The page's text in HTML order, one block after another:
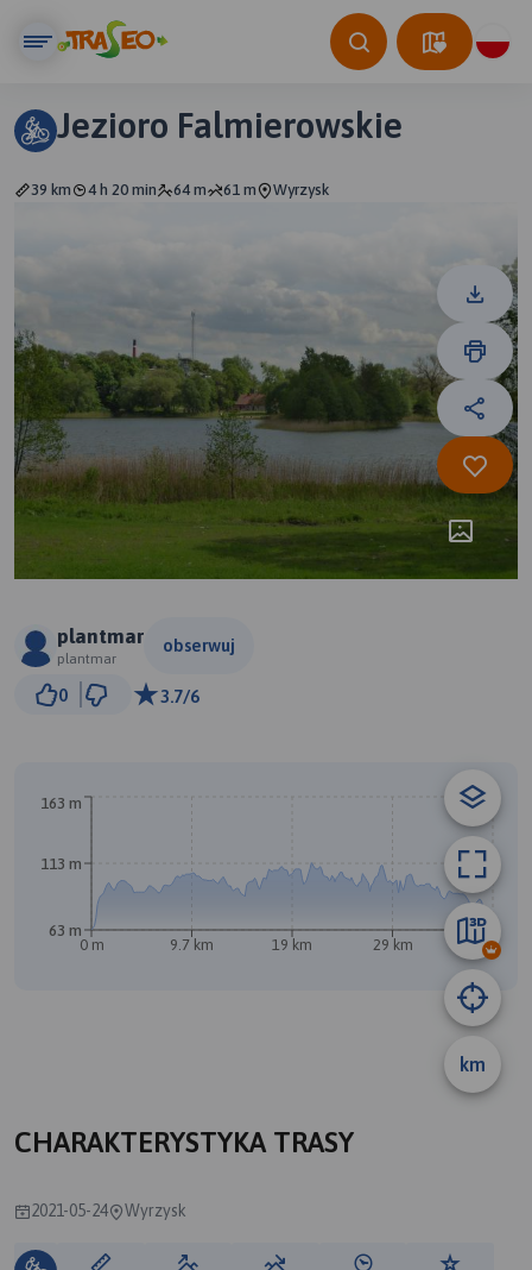
Jezioro Falmierowskie
39 km 4 h 20 min 64 m 61 m Wyrzysk
plantmar
plantmar
obserwuj
0 3.7/6
km
0 m 9.7 km 19 km 29 km 39 km
63 m
113 m
163 m
CHARAKTERYSTYKA TRASY
2021-05-24 Wyrzysk